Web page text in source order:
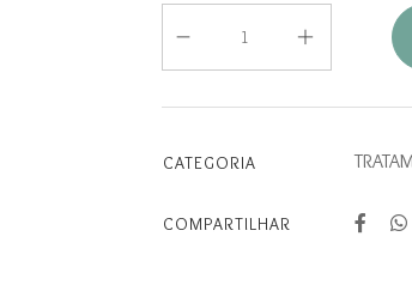
CATEGORIA
COMPARTILHAR